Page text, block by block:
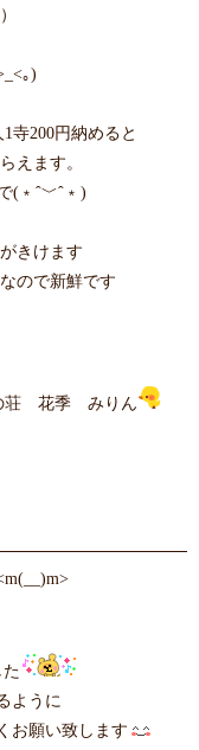
｡)
寺200円納めると
えます。
(﹡ˆ﹀ˆ﹡)
きけます
ので新鮮です
荘 花季 みりん
ように
お願い致します